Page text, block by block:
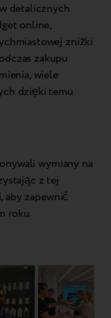
detalicznych
online,
zniżki
zakupu
wiele
dzięki temu
wymiany na
z tej
aby zapewnić
roku.